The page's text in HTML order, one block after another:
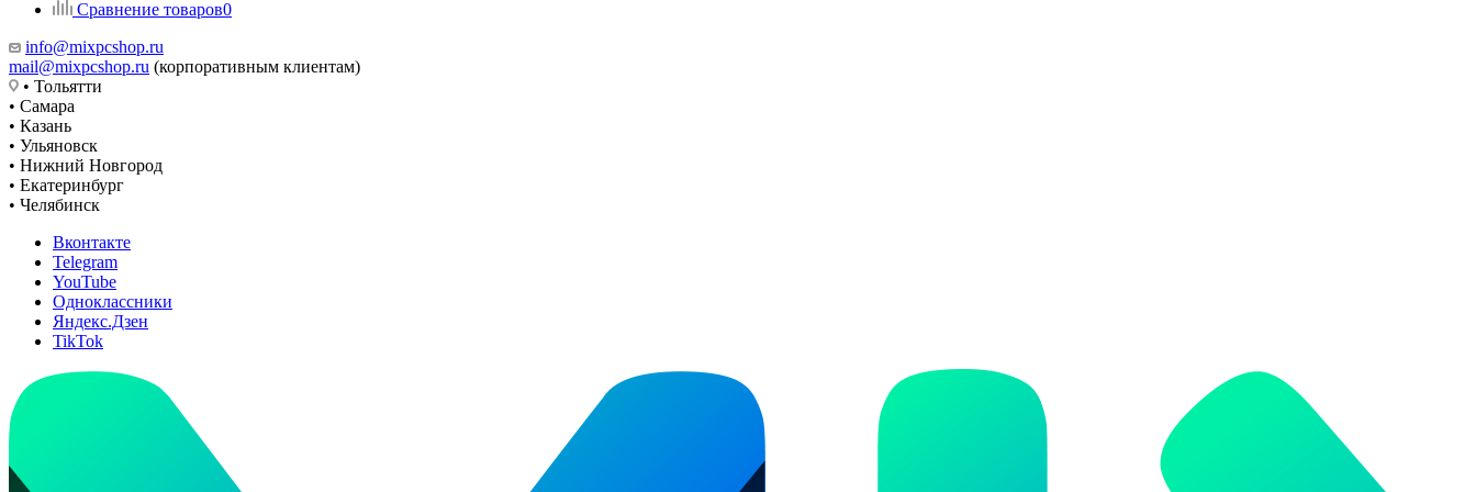
Сравнение товаров0
info@mixpcshop.ru
mail@mixpcshop.ru (корпоративным клиентам)
• Тольятти
• Самара
• Казань
• Ульяновск
• Нижний Новгород
• Екатеринбург
• Челябинск
Вконтакте
Telegram
YouTube
Одноклассники
Яндекс.Дзен
TikTok